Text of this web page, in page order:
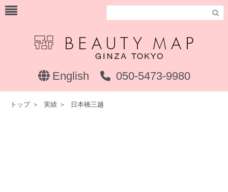

English 050-5473-9980
トップ＞ 実績 ＞ 日本橋三越